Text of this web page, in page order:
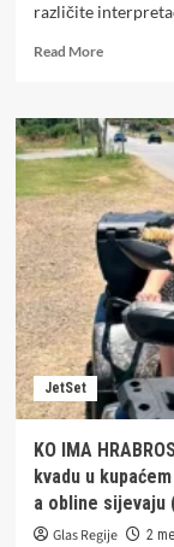
različite
Read MoreRead
Šta
znači
Kababa
–
riječ
iz
novog
hita
Aleksandre
Prijović
(VIDEO)
JetSet
KO IMA
kvadu u
a obline sijevaju
Glas Regije 2